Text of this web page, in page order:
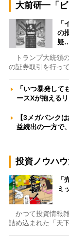
大前研一「
の
疑
トランプ大統領
の証券取引を行っ
「いつ暴発し
ースXが抱える
【3メガバンク
益続出の一方で
投資ノウハ
ミ
かつて投資情報
詰め込まれた「天